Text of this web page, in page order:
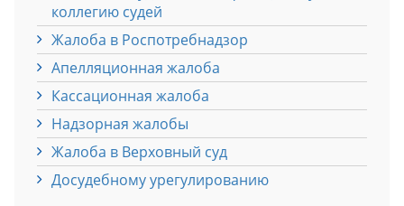
коллегию судей
Жалоба в Роспотребнадзор
Апелляционная жалоба
Кассационная жалоба
Надзорная жалобы
Жалоба в Верховный суд
Досудебному урегулированию